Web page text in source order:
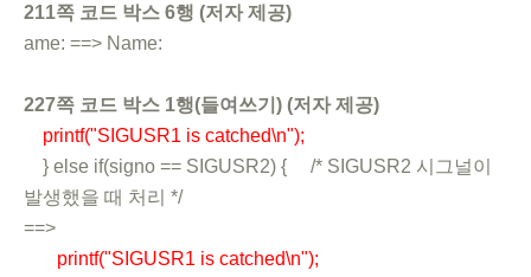
211쪽 코드 박스 6행 (저자 제공)
ame: ==> Name:
227쪽 코드 박스 1행(들여쓰기) (저자 제공)
printf("SIGUSR1 is catched\n");
} else if(signo == SIGUSR2) { /* SIGUSR2 시그널이
발생했을 때 처리 */
==>
printf("SIGUSR1 is catched\n");